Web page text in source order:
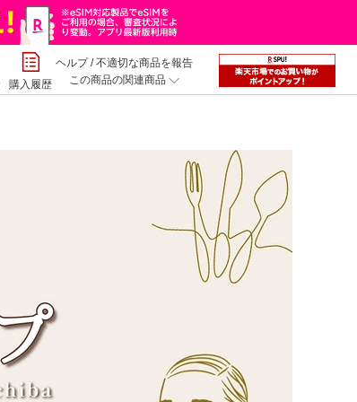
購入履歴
ヘルプ/不適切な商品を報告
この商品の関連商品